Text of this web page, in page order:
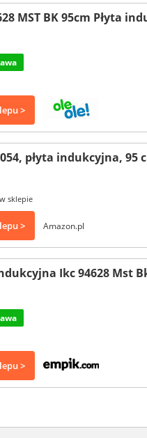
MST BK 95cm Płyta
>
płyta indukcyjna, 95
sklepie
> Amazon.pl
Ikc 94628 Mst
>